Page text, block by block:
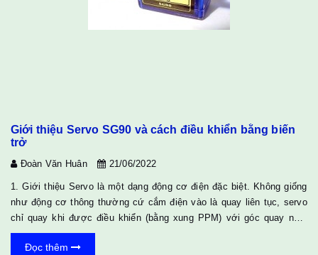
Giới thiệu Servo SG90 và cách điều khiển bằng biến
trở
Đoàn Văn Huân 21/06/2022
1. Giới thiệu Servo là một dạng động cơ điện đặc biệt. Không giống
như động cơ thông thường cứ cắm điện vào là quay liên tục, servo
chỉ quay khi được điều khiển (bằng xung PPM) với góc quay nằm
trong khoảng bất kì từ 0o - 180o. Mỗi loại servo có kích thước, khối
lượng và cấu tạo khác nhau. Có loại thì nặng chỉ 9g (chủ yếu dùng
Đọc thêm